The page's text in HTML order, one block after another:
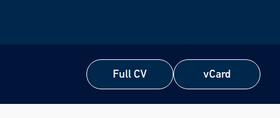
Full CV
Full CV
vCard
vCard